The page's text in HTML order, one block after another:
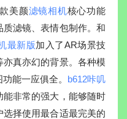
美颜滤镜相机核心功能
滤镜、表情包制作。和
最新版加入了AR场景技
真亦幻的背景。各种模
能一应俱全。 b612咔叽
能非常的强大，能够随时
择使用最合适最完美的